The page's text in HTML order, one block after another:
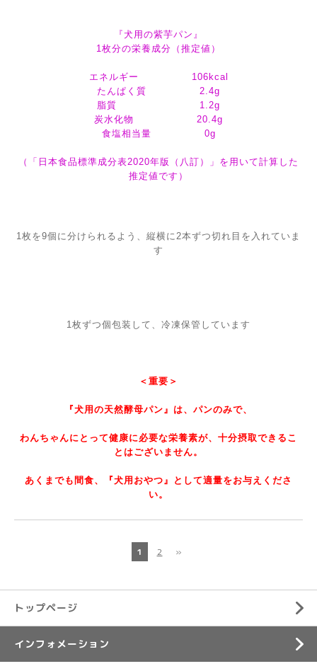
『犬用の紫芋パン』
1枚分の栄養成分（推定値）
エネルギー 106kcal
たんぱく質 2.4g
脂質 1.2g
炭水化物 20.4g
食塩相当量 0g
（「日本食品標準成分表2020年版（八訂）」を用いて計算した
推定値です）
1枚を9個に分けられるよう、縦横に2本ずつ切れ目を入れていま
す
1枚ずつ個包装して、冷凍保管しています
＜重要＞
『犬用の天然酵母パン』は、パンのみで、
わんちゃんにとって健康に必要な栄養素が、十分摂取できるこ
とはございません。
あくまでも間食、『犬用おやつ』として適量をお与えくださ
い。
1 2 »
トップページ
インフォメーション